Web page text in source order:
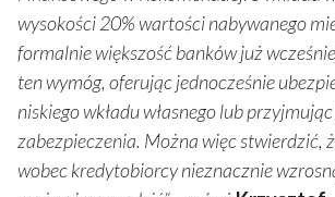
wysokości 20% wartości nabywanego
formalnie większość banków już
ten wymóg, oferując jednocześnie
niskiego wkładu własnego lub
zabezpieczenia. Można więc stwierdzić,
wobec kredytobiorcy nieznacznie